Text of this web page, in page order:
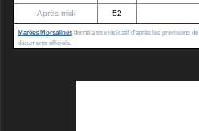
Après midi 52
Marées Morsalines donné à titre indicatif d'après les prévisions de
documents officiels.